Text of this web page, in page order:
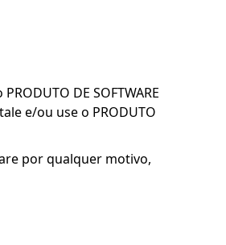
DE SOFTWARE
e/ou use o PRODUTO
por qualquer motivo,